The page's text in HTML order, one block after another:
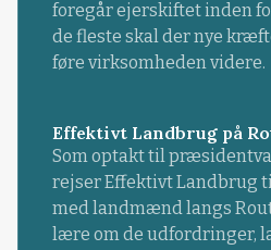
foregår ejerskiftet inden
de fleste skal der nye
føre virksomheden videre.
Effektivt Landbrug på
Som optakt til
rejser Effektivt Landbrug
med landmænd langs
lære om de udfordringer,